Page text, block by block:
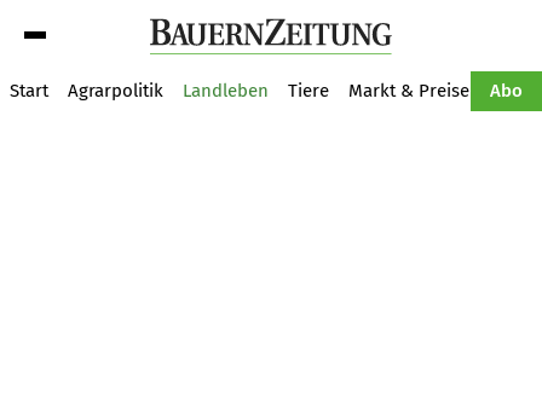
Start Agrarpolitik Landleben Tiere Markt & Preise Abo